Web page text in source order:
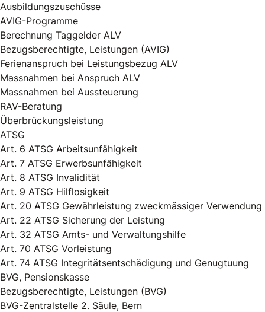
Ausbildungszuschüsse
AVIG-Programme
Berechnung Taggelder ALV
Bezugsberechtigte, Leistungen (AVIG)
Ferienanspruch bei Leistungsbezug ALV
Massnahmen bei Anspruch ALV
Massnahmen bei Aussteuerung
RAV-Beratung
Überbrückungsleistung
ATSG
Art. 6 ATSG Arbeitsunfähigkeit
Art. 7 ATSG Erwerbsunfähigkeit
Art. 8 ATSG Invalidität
Art. 9 ATSG Hilflosigkeit
Art. 20 ATSG Gewährleistung zweckmässiger Verwendung
Art. 22 ATSG Sicherung der Leistung
Art. 32 ATSG Amts- und Verwaltungshilfe
Art. 70 ATSG Vorleistung
Art. 74 ATSG Integritätsentschädigung und Genugtuung
BVG, Pensionskasse
Bezugsberechtigte, Leistungen (BVG)
BVG-Zentralstelle 2. Säule, Bern